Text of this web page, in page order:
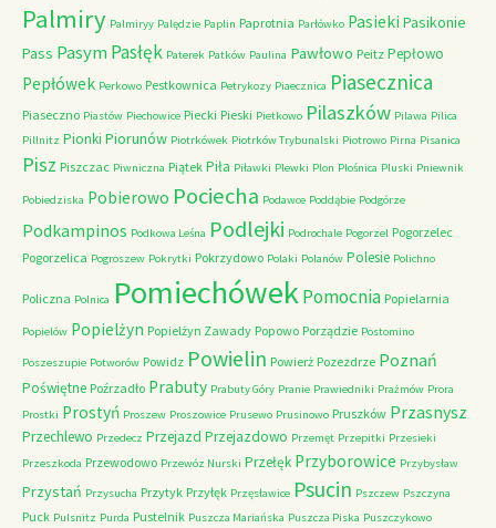
Palmiry Palmiryy Palędzie Paplin Paprotnia Parłówko Pasieki Pasikonie
Pass PasymPasłęk Paterek Patków Paulina Pawłowo Peitz Pepłowo
Pepłówek Perkowo Pestkownica Petrykozy Piaecznica Piasecznica
Piaseczno Piastów Piechowice Piecki Pieski Pietkowo Pilaszków Pilawa Pilica
Pillnitz Pionki Piorunów Piotrkówek Piotrków Trybunalski Piotrowo Pirna Pisanica
Pisz Piszczac Piwniczna Piątek Piła Piławki Plewki Plon Plośnica Pluski Pniewnik
Pobiedziska Pobierowo Pociecha Podawce Poddąbie Podgórze
Podkampinos Podkowa Leśna Podlejki Podrochale Pogorzel Pogorzelec
Pogorzelica Pogroszew Pokrytki Pokrzydowo Polaki Polanów Polesie Polichno
Policzna Polnica PomiechówekPomocnia Popielarnia
Popielów Popielżyn Popielżyn Zawady Popowo Porządzie Postomino
Poszeszupie Potworów Powidz Powielin Powierż Pozezdrze Poznań
Poświętne Poźrzadło Prabuty Prabuty Góry Pranie Prawiedniki Prażmów Prora
Prostki Prostyń Proszew Proszowice Prusewo Prusinowo Pruszków Przasnysz
Przechlewo Przedecz Przejazd Przejazdowo Przemęt Przepitki Przesieki
Przeszkoda Przewodowo Przewóz Nurski Przełęk Przyborowice Przybysław
Przystań Przysucha Przytyk Przyłęk Przęsławice Psucin Pszczew Pszczyna
Puck Pulsnitz Purda Pustelnik Puszcza Mariańska Puszcza Piska Puszczykowo